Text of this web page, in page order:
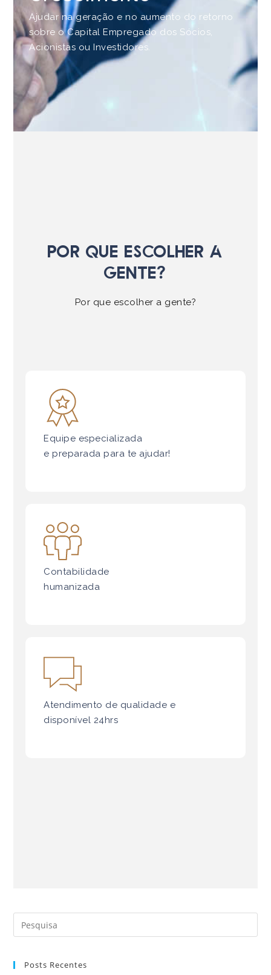
Ajudar na geração e no aumento do retorno
sobre o Capital Empregado dos Sócios,
Acionistas ou Investidores.
Por que escolher a
gente?
Por que escolher a gente?
Equipe especializada
e preparada para te ajudar!
Contabilidade
humanizada
Atendimento de qualidade e
disponível 24hrs
Posts Recentes